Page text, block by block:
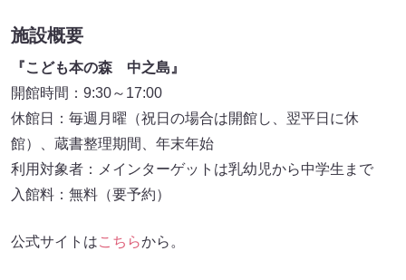
施設概要
『こども本の森 中之島』
開館時間：9:30～17:00
休館日：毎週月曜（祝日の場合は開館し、翌平日に休
館）、蔵書整理期間、年末年始
利用対象者：メインターゲットは乳幼児から中学生まで
入館料：無料（要予約）
公式サイトはこちらから。